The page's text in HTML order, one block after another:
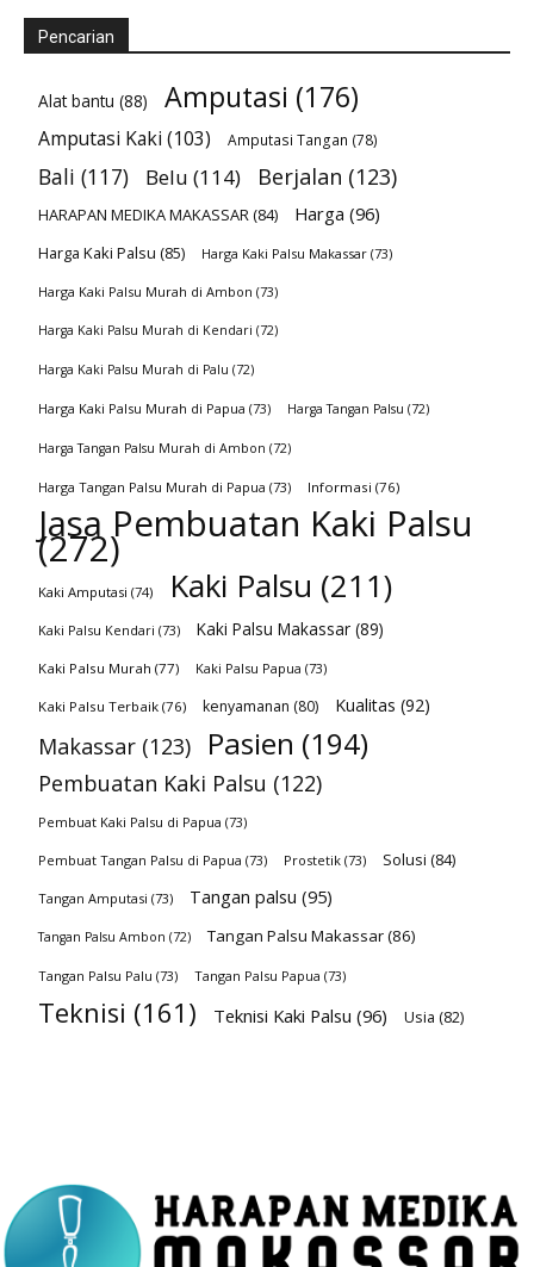
Pencarian
Alat bantu (88) Amputasi (176)
Amputasi Kaki (103) Amputasi Tangan (78)
Bali (117) Belu (114) Berjalan (123)
HARAPAN MEDIKA MAKASSAR(84) Harga (96)
Harga Kaki Palsu (85) Harga Kaki Palsu Makassar (73)
Harga Kaki Palsu Murah di Ambon (73)
Harga Kaki Palsu Murah di Kendari (72)
Harga Kaki Palsu Murah di Palu (72)
Harga Kaki Palsu Murah di Papua (73) Harga Tangan Palsu (72)
Harga Tangan Palsu Murah di Ambon (72)
Harga Tangan Palsu Murah di Papua (73) Informasi (76)
Jasa Pembuatan Kaki Palsu
(272)
Kaki Amputasi (74) Kaki Palsu (211)
Kaki Palsu Kendari (73) Kaki Palsu Makassar (89)
Kaki Palsu Murah (77) Kaki Palsu Papua (73)
Kaki Palsu Terbaik (76) kenyamanan (80) Kualitas (92)
Makassar (123) Pasien (194)
Pembuatan Kaki Palsu (122)
Pembuat Kaki Palsu di Papua (73)
Pembuat Tangan Palsu di Papua (73) Prostetik (73) Solusi (84)
Tangan Amputasi (73) Tangan palsu (95)
Tangan Palsu Ambon (72) Tangan Palsu Makassar(86)
Tangan Palsu Palu (73) Tangan Palsu Papua (73)
Teknisi (161) Teknisi Kaki Palsu (96) Usia (82)